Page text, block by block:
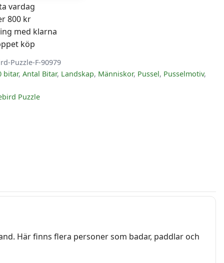
vardag
800 kr
med klarna
köp
Puzzle-F-90979
bitar,Antal Bitar, Landskap, Människor, Pussel, Pusselmotiv,
Puzzle
Här finns flera personer som badar, paddlar och